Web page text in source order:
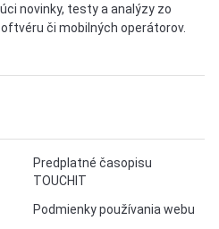
novinky, testy a analýzy zo
či mobilných operátorov.
Predplatné časopisu
TOUCHIT
Podmienky používania webu